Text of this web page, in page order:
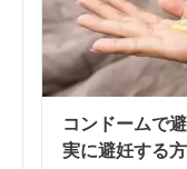
コンドームで
実に避妊する方